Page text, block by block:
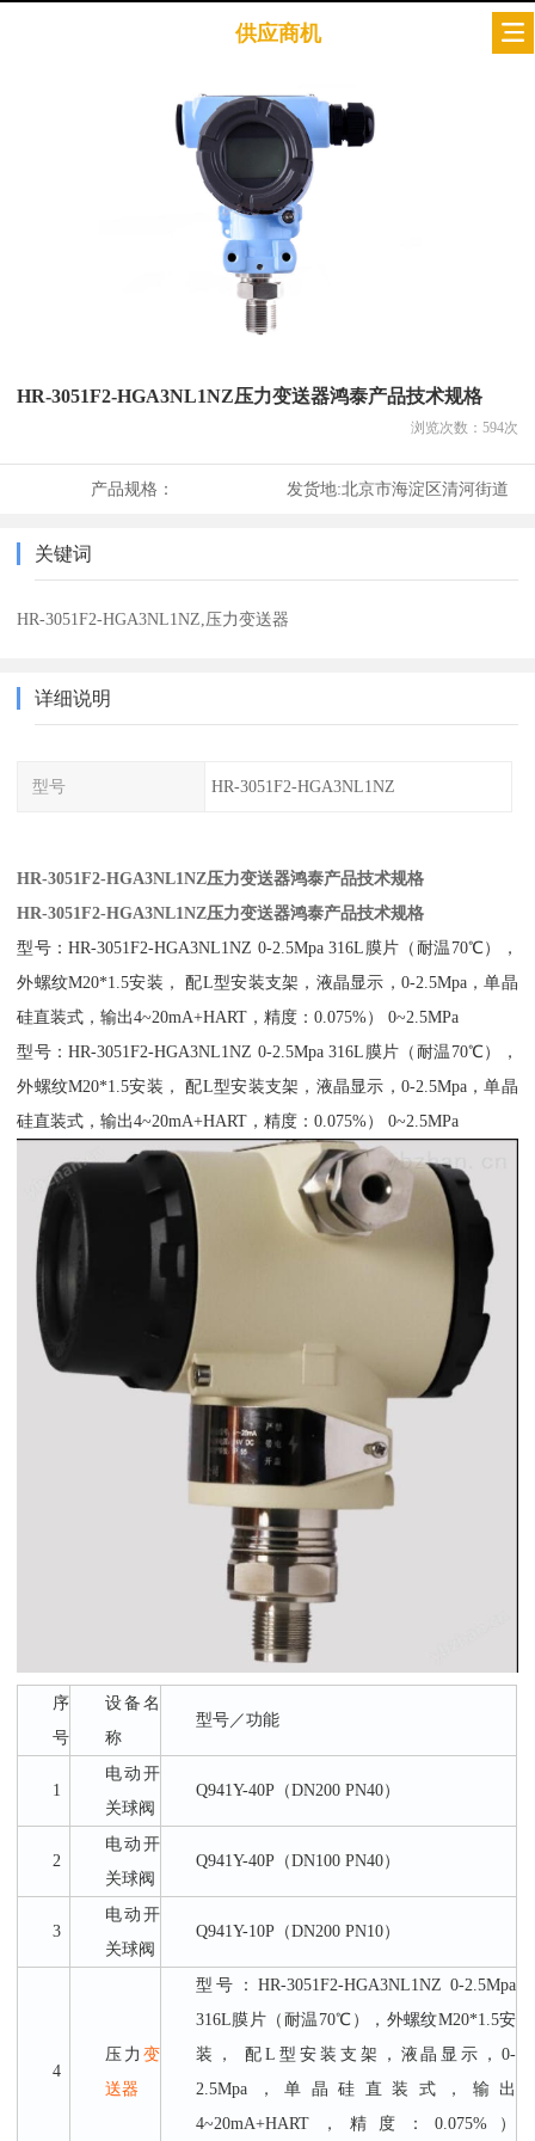
供应商机
HR-3051F2-HGA3NL1NZ压力变送器鸿泰产品技术规格
浏览次数： 594次
产品规格： 发货地:北京市海淀区清河街道
关键词
HR-3051F2-HGA3NL1NZ,压力变送器
详细说明
型号 HR-3051F2-HGA3NL1NZ
HR-3051F2-HGA3NL1NZ压力变送器鸿泰产品技术规格
HR-3051F2-HGA3NL1NZ压力变送器鸿泰产品技术规格
型号：HR-3051F2-HGA3NL1NZ 0-2.5Mpa 316L膜片（耐温70℃），
外螺纹M20*1.5安装， 配L型安装支架，液晶显示，0-2.5Mpa，单晶
硅直装式，输出4~20mA+HART，精度：0.075%） 0~2.5MPa
型号：HR-3051F2-HGA3NL1NZ 0-2.5Mpa 316L膜片（耐温70℃），
外螺纹M20*1.5安装， 配L型安装支架，液晶显示，0-2.5Mpa，单晶
硅直装式，输出4~20mA+HART，精度：0.075%） 0~2.5MPa
序
号
设备名
称
型号／功能
1
电动开
关球阀
Q941Y-40P（DN200 PN40）
2
电动开
关球阀
Q941Y-40P（DN100 PN40）
3
电动开
关球阀
Q941Y-10P（DN200 PN10）
4
压力变
送器
型号： HR-3051F2-HGA3NL1NZ 0-2.5Mpa
316L膜片（耐温70℃），外螺纹M20*1.5安
装， 配L型安装支架，液晶显示，0-
2.5Mpa，单晶硅直装式，输出
4~20mA+HART，精度：0.075%）